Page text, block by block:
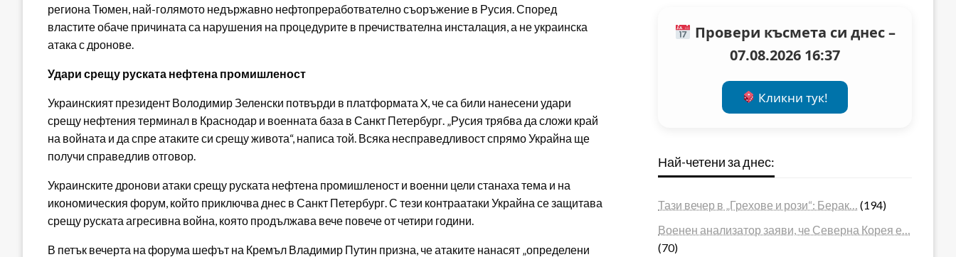
региона Тюмен, най-голямото недържавно нефтопреработвателно съоръжение в Русия. Според
властите обаче причината са нарушения на процедурите в пречиствателна инсталация, а не украинска
атака с дронове.
Удари срещу руската нефтена промишленост
Украинският президент Володимир Зеленски потвърди в платформата X, че са били нанесени удари
срещу нефтения терминал в Краснодар и военната база в Санкт Петербург. „Русия трябва да сложи край
на войната и да спре атаките си срещу живота“, написа той. Всяка несправедливост спрямо Украйна ще
получи справедлив отговор.
Украинските дронови атаки срещу руската нефтена промишленост и военни цели станаха тема и на
икономическия форум, който приключва днес в Санкт Петербург. С тези контраатаки Украйна се защитава
срещу руската агресивна война, която продължава вече повече от четири години.
В петък вечерта на форума шефът на Кремъл Владимир Путин призна, че атаките нанасят „определени
Провери късмета си днес –
07.08.2026 16:37
Кликни тук!
Най-четени за днес:
Тази вечер в „Грехове и рози“: Берак…
(194)
Военен анализатор заяви, че Северна Корея е…
(70)